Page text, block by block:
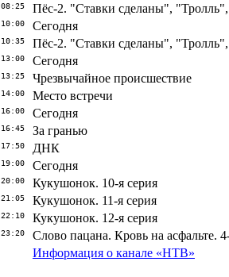
08:25 Пёс-2. "Ставки сделаны",
10:00 Сегодня
10:35 Пёс-2. "Ставки сделаны",
13:00 Сегодня
13:25 Чрезвычайное происшествие
14:00 Место встречи
16:00 Сегодня
16:45 За гранью
17:50 ДНК
19:00 Сегодня
20:00 Кукушонок. 10-я серия
21:05 Кукушонок. 11-я серия
22:10 Кукушонок. 12-я серия
23:20
Слово пацана. Кровь на асфальте.
Информация о канале «НТВ»